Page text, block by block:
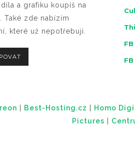
a grafiku koupíš na
Také zde nabízím
které už nepotřebuji.
Best-Hosting.cz Homo
Pictures